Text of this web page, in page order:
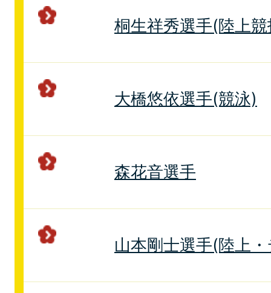
桐生祥秀選手(陸上
大橋悠依選手(競泳)
森花音選手
山本剛士選手(陸上